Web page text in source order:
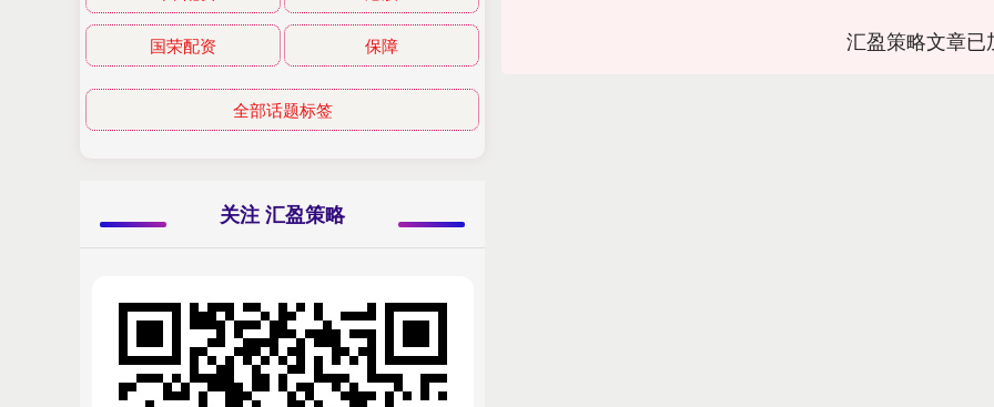
汇盈策略文章已
国荣配资 保障
全部话题标签
关注 汇盈策略